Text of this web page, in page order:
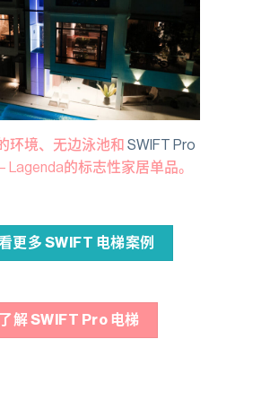
环境、无边泳池和 SWIFT Pro
Lagenda的标志性家居单品。
更多 SWIFT 电梯案例
了解 SWIFT Pro 电梯